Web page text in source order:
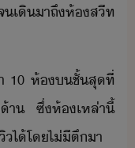
ิ​าถึ​ห้​สีท​
​10​ ​ห้​​ชั้​สุที​่​
า​ ​ซึ่​ห้​เหล่าี้​
ไ้​โ​ไ่ี​ตึ​า​